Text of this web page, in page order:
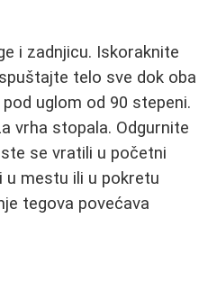
i zadnjicu. Iskoraknite
telo sve dok oba
uglom od 90 stepeni.
vrha stopala. Odgurnite
se vratili u početni
mestu ili u pokretu
tegova povećava